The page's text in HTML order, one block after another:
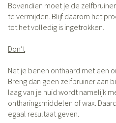
Bovendien moet je de
te vermijden. Blijf daarom het
tot het volledig is ingetrokken.
Don’t
Net je benen onthaard met een
Breng dan geen zelfbruiner aan
laag van je huid wordt namelijk
ontharingsmiddelen of wax.
egaal resultaat geven.